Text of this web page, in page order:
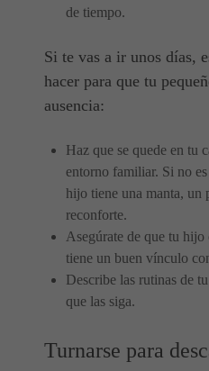
de tiempo.
Si te vas a ir unos días,
hacer para que tu
ausencia:
Haz que se quede en tu
entorno familiar. Si no
hijo tiene una manta, un
reconforte.
Asegúrate de que tu
tiene un buen vínculo
Describe las rutinas de
que las siga.
Turnarse para